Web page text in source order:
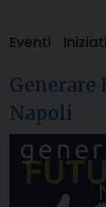
Eventi
Generare
Napoli